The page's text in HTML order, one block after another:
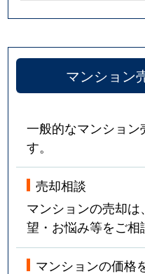
マンション
一般的なマンション
す。
売却相談
マンションの売却
望・お悩み等をご相
マンションの価格